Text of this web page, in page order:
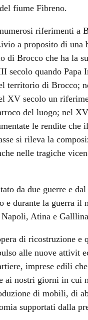
fiume Fibreno.
riferimenti a
a proposito di
di Brocco che ha la
secolo quando Papa
territorio di Brocco;
XV secolo un
del luogo; nel
le rendite che
si rileva la
nelle tragiche
da due guerre e
e durante la guerra
Atina e
di ricostruzione
alle nuove attivit
imprese edili
ai nostri giorni in cui
di mobili, di
supportati dalla